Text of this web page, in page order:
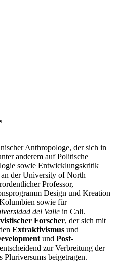
Anthropologe, der sich in
anderem auf Politische
sowie Entwicklungskritik
der University of North
Professor,
Design und Kreation
sowie für
del Valle in Cali.
Forscher, der sich mit
Extraktivismus und
und Post-
zur Verbreitung der
Pluriversums beigetragen.